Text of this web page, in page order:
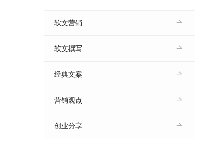
软文营销
软文撰写
经典文案
营销观点
创业分享